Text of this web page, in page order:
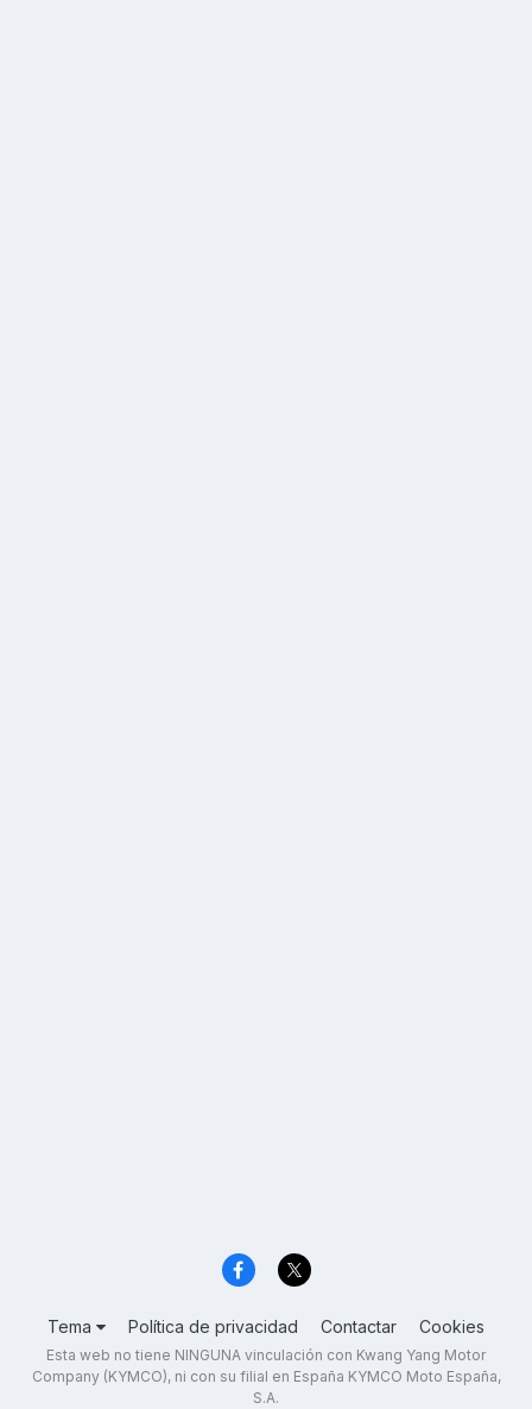
Tema Política de privacidad Contactar Cookies
Esta web no tiene NINGUNA vinculación con Kwang Yang Motor
Company (KYMCO), ni con su filial en España KYMCO Moto España,
S.A.